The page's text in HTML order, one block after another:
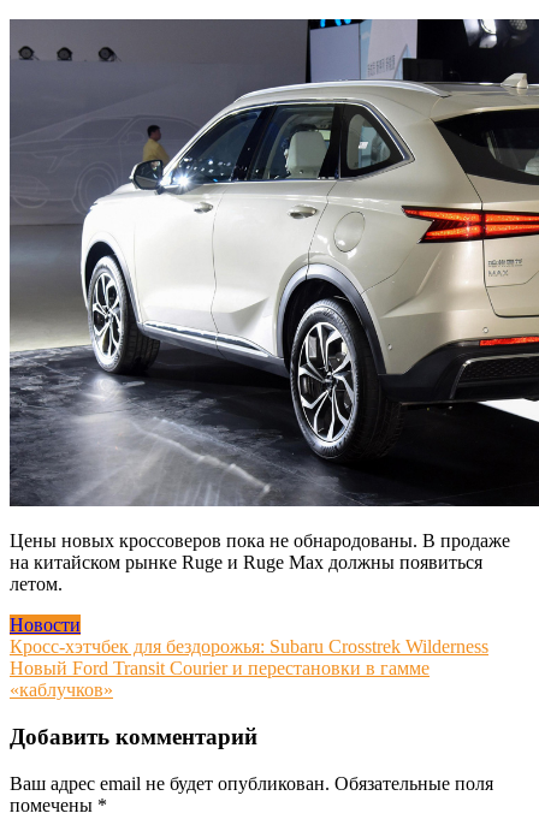
Цены новых кроссоверов пока не обнародованы. В продаже
на китайском рынке Ruge и Ruge Max должны появиться
летом.
Новости
Навигация
по
Кросс-хэтчбек для бездорожья: Subaru Crosstrek Wilderness
Новый Ford Transit Courier и перестановки в гамме
«каблучков»
Добавить комментарий
Ваш адрес email не будет опубликован. Обязательные поля
помечены *